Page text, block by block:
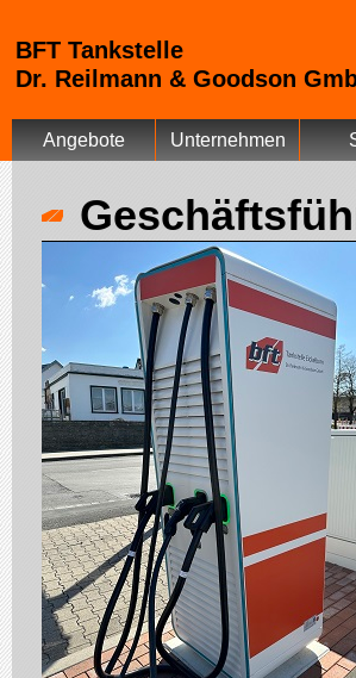
BFT Tankstelle
Dr. Reilmann & Goodson
Angebote Unternehmen